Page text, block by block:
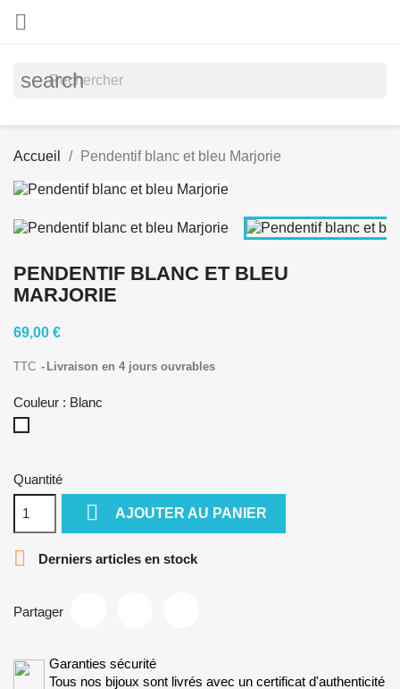

search
Accueil Pendentif blanc et bleu Marjorie
PENDENTIF BLANC ET BLEU
MARJORIE
69,00 €
TTC Livraison en 4 jours ouvrables
Couleur : Blanc
Quantité
 AJOUTER AU PANIER
 Derniers articles en stock
Partager
Garanties sécurité
Tous nos bijoux sont livrés avec un certificat d'authenticité